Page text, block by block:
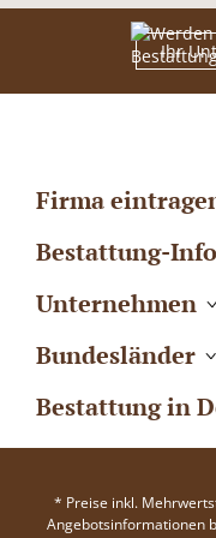
Ihr
Firma
Bestattung-
Unternehmen
Bundesländer
Bestattung in
* Preise inkl.
Angebotsinformationen